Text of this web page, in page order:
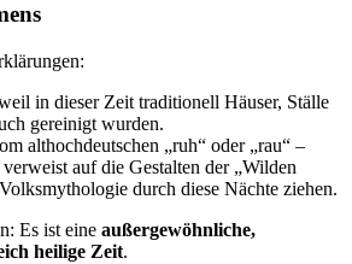
in dieser Zeit traditionell Häuser, Ställe
gereinigt wurden.
althochdeutschen „ruh“ oder „rau“ –
auf die Gestalten der „Wilden
durch diese Nächte ziehen.
Es ist eine außergewöhnliche,
heilige Zeit.